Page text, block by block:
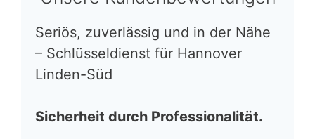
Seriös, zuverlässig und in der Nähe
– Schlüsseldienst für Hannover
Linden-Süd
Sicherheit durch Professionalität.